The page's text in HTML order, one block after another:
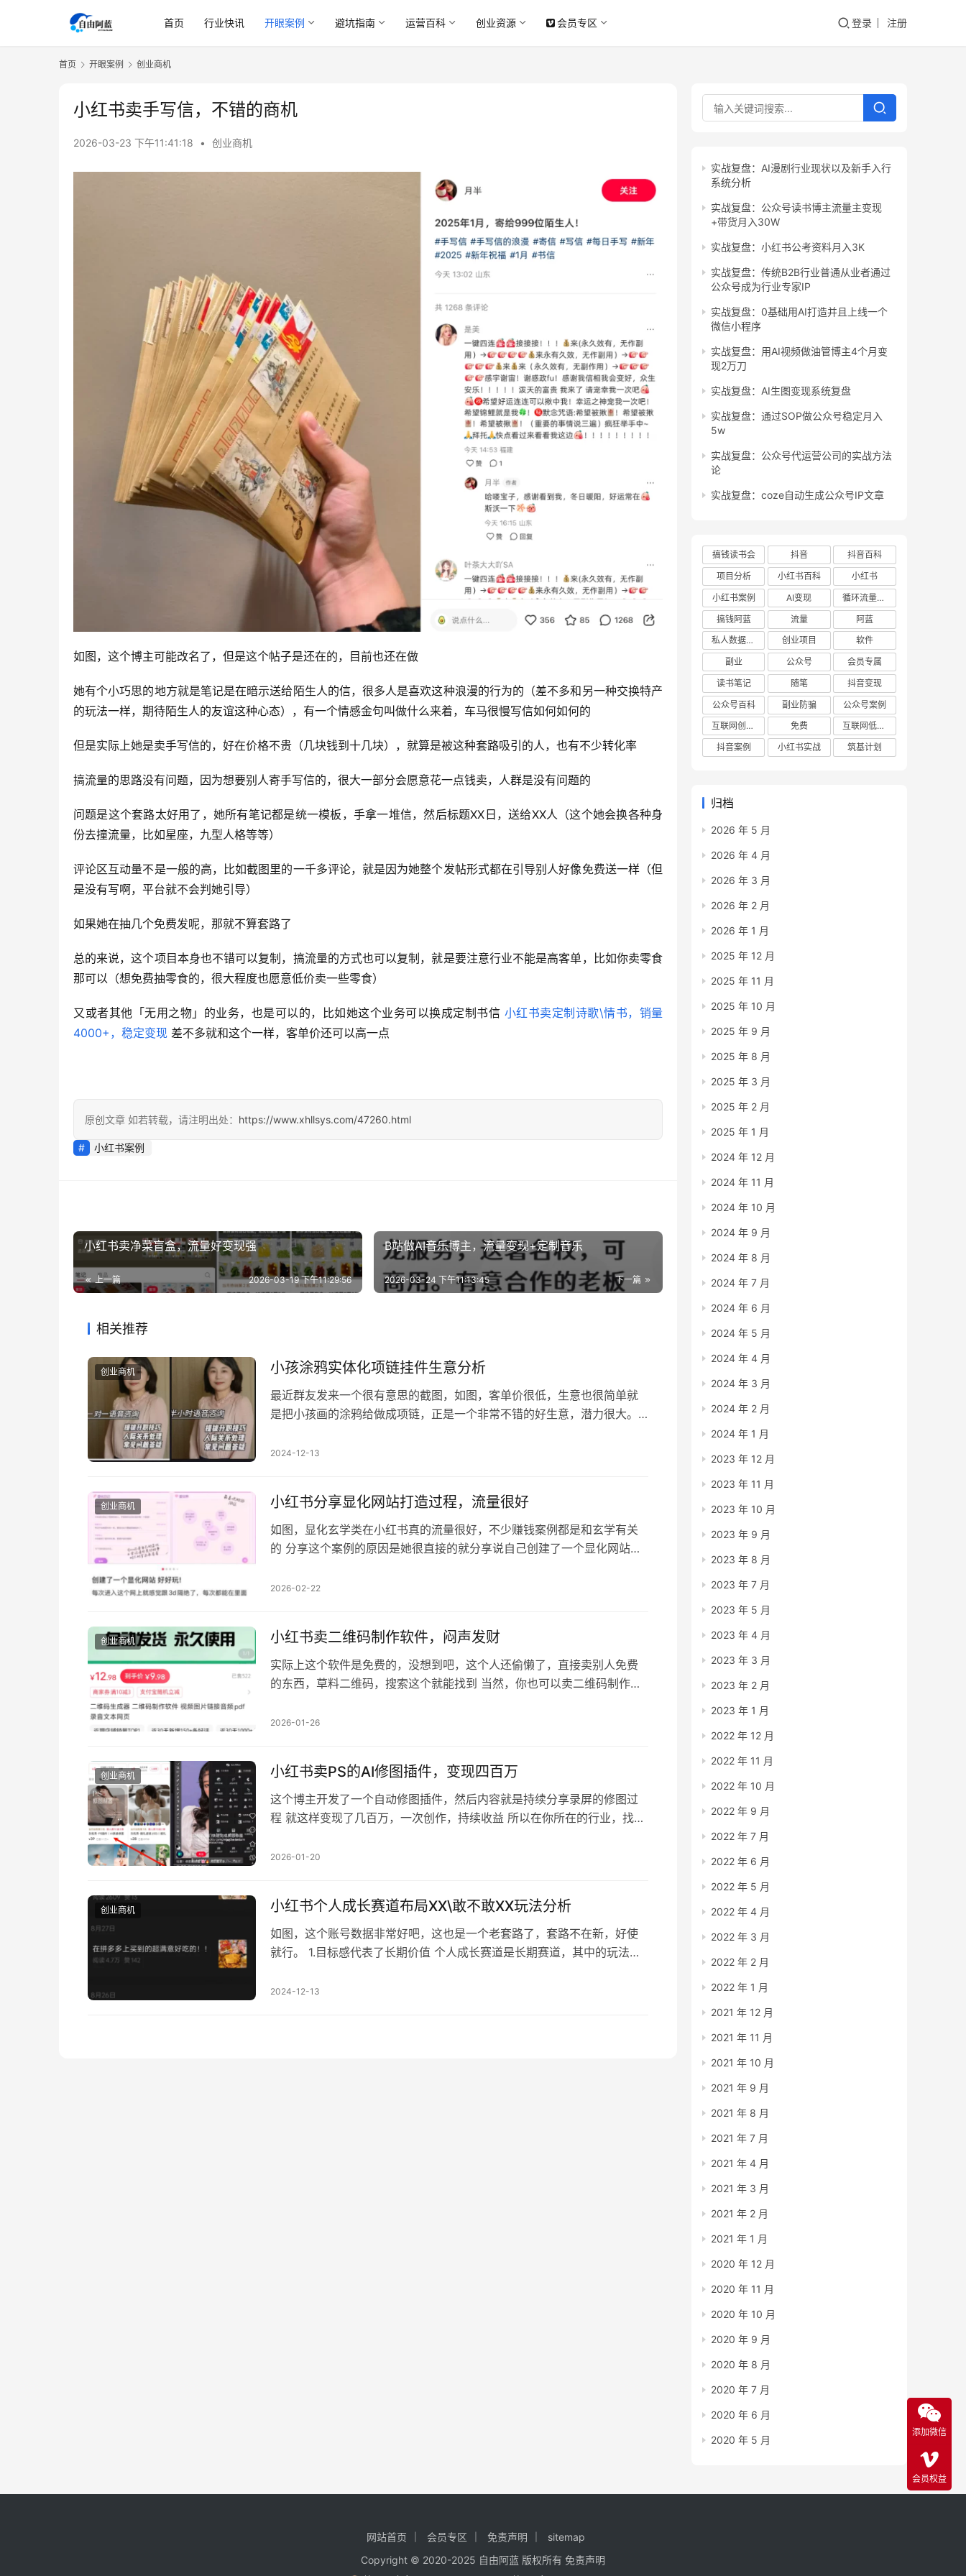
首页 行业快讯 开眼案例 避坑指南 运营百科 创业资源 会员专区 登录 注册
首页 开眼案例 创业商机
小红书卖手写信，不错的商机
2026-03-23 下午11:41:18 • 创业商机
如图，这个博主可能改名了，但是这个帖子是还在的，目前也还在做
她有个小巧思的地方就是笔记是在暗示送给陌生人的信，很多人是喜欢这种浪漫的行为的（差不多和另一种交换特产
的玩法一样，期待陌生人的友谊这种心态），有一个情感金句叫做什么来着，车马很慢写信如何如何的
但是实际上她是卖手写信的，好在价格不贵（几块钱到十几块），就算是被这种套路吸引的人，也有不少转化率
搞流量的思路没有问题，因为想要别人寄手写信的，很大一部分会愿意花一点钱卖，人群是没有问题的
问题是这个套路太好用了，她所有笔记都是统一模板，手拿一堆信，然后标题XX日，送给XX人（这个她会换各种身
份去撞流量，比如星座，九型人格等等）
评论区互动量不是一般的高，比如截图里的一千多评论，就是因为她整个发帖形式都在引导别人好像免费送一样（但
是没有写啊，平台就不会判她引导）
如果她在抽几个免费发呢，那就不算套路了
总的来说，这个项目本身也不错可以复制，搞流量的方式也可以复制，就是要注意行业不能是高客单，比如你卖零食
那可以（想免费抽零食的，很大程度也愿意低价卖一些零食）
又或者其他「无用之物」的业务，也是可以的，比如她这个业务可以换成定制书信 小红书卖定制诗歌\情书，销量
4000+，稳定变现 差不多就和这个一样，客单价还可以高一点
原创文章 如若转载，请注明出处： https://www.xhllsys.com/47260.html
小红书案例
小红书卖净菜盲盒，流量好变现强
上一篇 2026-03-19 下午11:29:56
B站做AI音乐博主，流量变现+定制音乐
下一篇
2026-03-24 下午11:13:45
相关推荐
创业商机 小孩涂鸦实体化项链挂件生意分析
最近群友发来一个很有意思的截图，如图，客单价很低，生意也很简单就
是把小孩画的涂鸦给做成项链，正是一个非常不错的好生意，潜力很大。
就能低成本获取精准流量 这个生意就是一个很典型的案例，项链基本上都
2024-12-13
创业商机 小红书分享显化网站打造过程，流量很好
如图，显化玄学类在小红书真的流量很好，不少赚钱案例都是和玄学有关
的 分享这个案例的原因是她很直接的就分享说自己创建了一个显化网站就
是我们不需要把成品弄好再去宣传，完全可以在小红书分享自己打造的过
2026-02-22
创业商机 小红书卖二维码制作软件，闷声发财
实际上这个软件是免费的，没想到吧，这个人还偷懒了，直接卖别人免费
的东西，草料二维码，搜索这个就能找到 当然，你也可以卖二维码制作服
需求虽然小，但是受众很广，实际上很多人确实不知道怎么制作一个一扫
2026-01-26
创业商机 小红书卖PS的AI修图插件，变现四百万
这个博主开发了一个自动修图插件，然后内容就是持续分享录屏的修图过
程 就这样变现了几百万，一次创作，持续收益 所以在你所在的行业，找到
红书持续分享用你的工具提升工作效率的教程，就能持续变现了 当然，这
2026-01-20
创业商机 小红书个人成长赛道布局XX\敢不敢XX玩法分析
如图，这个账号数据非常好吧，这也是一个老套路了，套路不在新，好使
就行。 1.目标感代表了长期价值 个人成长赛道是长期赛道，其中的玩法和
题，那就是转粉率很低，很多人是当时被一篇内容打了鸡血，感觉非常励
2024-12-13
实战复盘：AI漫剧行业现状以及新手入行
系统分析
实战复盘：公众号读书博主流量主变现
+带货月入30W
实战复盘：小红书公考资料月入3K
实战复盘：传统B2B行业普通从业者通过
公众号成为行业专家IP
实战复盘：0基础用AI打造并且上线一个
微信小程序
实战复盘：用AI视频做油管博主4个月变
现2万刀
实战复盘：AI生图变现系统复盘
实战复盘：通过SOP做公众号稳定月入
5w
实战复盘：公众号代运营公司的实战方法
论
实战复盘：coze自动生成公众号IP文章
搞钱读书会 抖音
抖音百科
项目分析
小红书百科
小红书
小红书案例
AI变现
循环流量实验室
搞钱阿蓝
流量
阿蓝
私人数据库项目
创业项目
软件
副业
公众号
会员专属
读书笔记
随笔
抖音变现
公众号百科
副业防骗
公众号案例
互联网创业项目
免费
互联网低成本创业项目
抖音案例
小红书实战 筑基计划
归档
2026 年 5 月
2026 年 4 月
2026 年 3 月
2026 年 2 月
2026 年 1 月
2025 年 12 月
2025 年 11 月
2025 年 10 月
2025 年 9 月
2025 年 8 月
2025 年 3 月
2025 年 2 月
2025 年 1 月
2024 年 12 月
2024 年 11 月
2024 年 10 月
2024 年 9 月
2024 年 8 月
2024 年 7 月
2024 年 6 月
2024 年 5 月
2024 年 4 月
2024 年 3 月
2024 年 2 月
2024 年 1 月
2023 年 12 月
2023 年 11 月
2023 年 10 月
2023 年 9 月
2023 年 8 月
2023 年 7 月
2023 年 5 月
2023 年 4 月
2023 年 3 月
2023 年 2 月
2023 年 1 月
2022 年 12 月
2022 年 11 月
2022 年 10 月
2022 年 9 月
2022 年 7 月
2022 年 6 月
2022 年 5 月
2022 年 4 月
2022 年 3 月
2022 年 2 月
2022 年 1 月
2021 年 12 月
2021 年 11 月
2021 年 10 月
2021 年 9 月
2021 年 8 月
2021 年 7 月
2021 年 4 月
2021 年 3 月
2021 年 2 月
2021 年 1 月
2020 年 12 月
2020 年 11 月
2020 年 10 月
2020 年 9 月
2020 年 8 月
2020 年 7 月
2020 年 6 月
2020 年 5 月
网站首页 会员专区 免责声明
sitemap
Copyright © 2020-2025 自由阿蓝 版权所有 免责声明
添加微信
会员权益